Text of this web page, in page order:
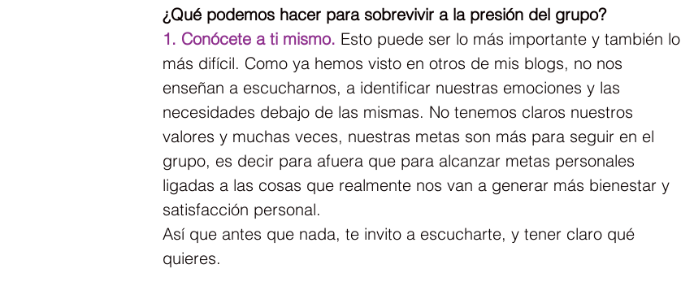
¿Qué podemos hacer para sobrevivir a la presión del grupo?
1. Conócete a ti mismo. Esto puede ser lo más importante y también lo
más difícil. Como ya hemos visto en otros de mis blogs, no nos
enseñan a escucharnos, a identificar nuestras emociones y las
necesidades debajo de las mismas. No tenemos claros nuestros
valores y muchas veces, nuestras metas son más para seguir en el
grupo, es decir para afuera que para alcanzar metas personales
ligadas a las cosas que realmente nos van a generar más bienestar y
satisfacción personal.
Así que antes que nada, te invito a escucharte, y tener claro qué
quieres.